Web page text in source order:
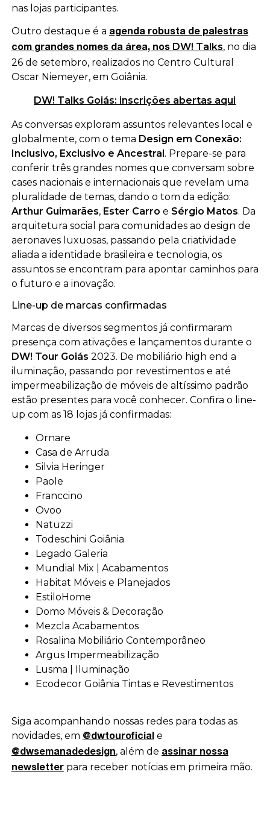
nas lojas participantes.
Outro destaque é a agenda robusta de palestras
com grandes nomes da área, nos DW! Talks, no dia
26 de setembro, realizados no Centro Cultural
Oscar Niemeyer, em Goiânia.
DW! Talks Goiás: inscrições abertas aqui
As conversas exploram assuntos relevantes local e
globalmente, com o tema Design em Conexão:
Inclusivo, Exclusivo e Ancestral. Prepare-se para
conferir três grandes nomes que conversam sobre
cases nacionais e internacionais que revelam uma
pluralidade de temas, dando o tom da edição:
Arthur Guimarães, Ester Carro e Sérgio Matos. Da
arquitetura social para comunidades ao design de
aeronaves luxuosas, passando pela criatividade
aliada a identidade brasileira e tecnologia, os
assuntos se encontram para apontar caminhos para
o futuro e a inovação.
Line-up de marcas confirmadas
Marcas de diversos segmentos já confirmaram
presença com ativações e lançamentos durante o
DW! Tour Goiás 2023. De mobiliário high end a
iluminação, passando por revestimentos e até
impermeabilização de móveis de altíssimo padrão
estão presentes para você conhecer. Confira o line-
up com as 18 lojas já confirmadas:
Ornare
Casa de Arruda
Silvia Heringer
Paole
Franccino
Ovoo
Natuzzi
Todeschini Goiânia
Legado Galeria
Mundial Mix | Acabamentos
Habitat Móveis e Planejados
EstiloHome
Domo Móveis & Decoração
Mezcla Acabamentos
Rosalina Mobiliário Contemporâneo
Argus Impermeabilização
Lusma | Iluminação
Ecodecor Goiânia Tintas e Revestimentos
Siga acompanhando nossas redes para todas as
novidades, em @dwtouroficiale
@dwsemanadedesign, além de assinar nossa
newsletterpara receber notícias em primeira mão.